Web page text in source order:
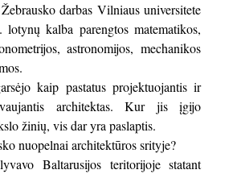
darbas Vilniaus universitete
kalba parengtos matematikos,
astronomijos, mechanikos
kaip pastatus projektuojantis ir
architektas. Kur jis įgijo
žinių, vis dar yra paslaptis.
nuopelnai architektūros srityje?
Baltarusijos teritorijoje statant